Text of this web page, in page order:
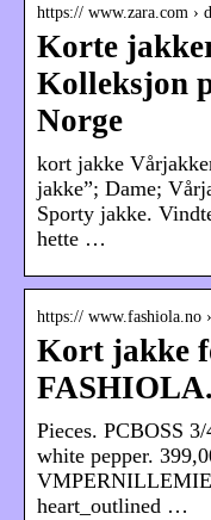
https:// www.zara.com ›
Korte
Kolleksjon
Norge
kort jakke
jakke”; Dame;
Sporty jakke.
hette …
https:// www.fashiola.no
Kort jakke
Pieces. PCBOSS
white pepper.
heart_outlined …